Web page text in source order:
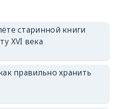
старинной книги
XVI века
правильно хранить